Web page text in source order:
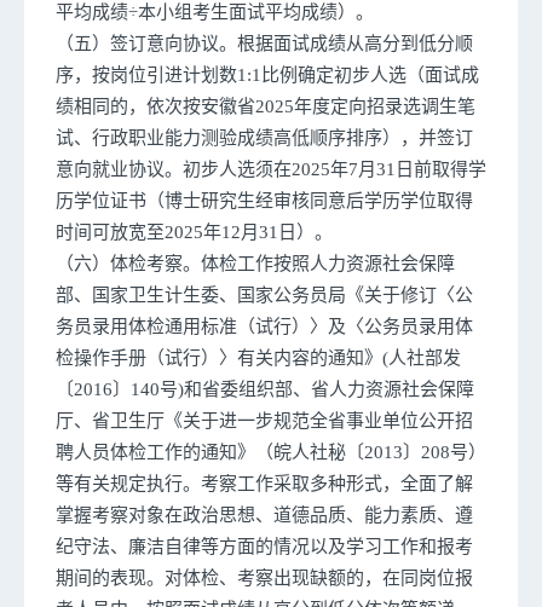
平均成绩÷本小组考生面试平均成绩）。
（五）签订意向协议。根据面试成绩从高分到低分顺
序，按岗位引进计划数1:1比例确定初步人选（面试成
绩相同的，依次按安徽省2025年度定向招录选调生笔
试、行政职业能力测验成绩高低顺序排序），并签订
意向就业协议。初步人选须在2025年7月31日前取得学
历学位证书（博士研究生经审核同意后学历学位取得
时间可放宽至2025年12月31日）。
（六）体检考察。体检工作按照人力资源社会保障
部、国家卫生计生委、国家公务员局《关于修订〈公
务员录用体检通用标准（试行）〉及〈公务员录用体
检操作手册（试行）〉有关内容的通知》(人社部发
〔2016〕140号)和省委组织部、省人力资源社会保障
厅、省卫生厅《关于进一步规范全省事业单位公开招
聘人员体检工作的通知》（皖人社秘〔2013〕208号）
等有关规定执行。考察工作采取多种形式，全面了解
掌握考察对象在政治思想、道德品质、能力素质、遵
纪守法、廉洁自律等方面的情况以及学习工作和报考
期间的表现。对体检、考察出现缺额的，在同岗位报